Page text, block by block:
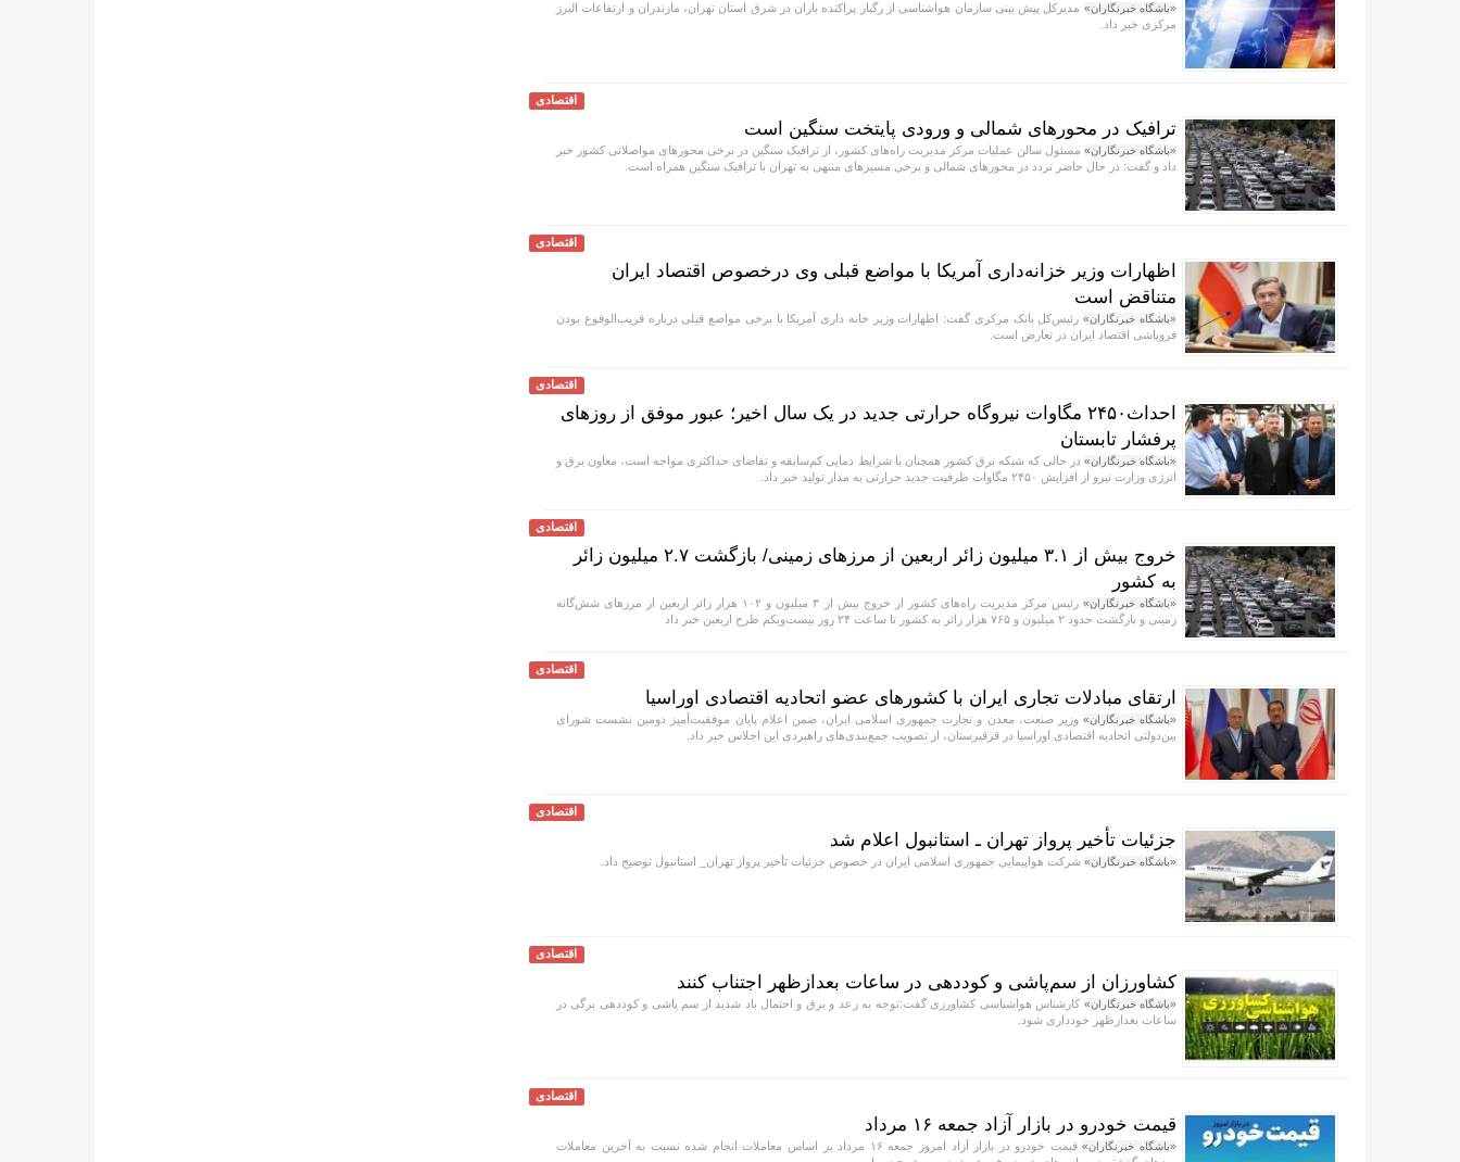
«باشگاه خبرنگاران» مدیرکل پیش بینی سازمان هواشناسی از رگبار پراکنده باران در شرق استان تهران، مازندران و ارتفاعات البرز
مرکزی خبر داد.
اقتصادی
ترافیک در محورهای شمالی و ورودی پایتخت سنگین است
«باشگاه خبرنگاران» مسئول سالن عملیات مرکز مدیریت راه‌های کشور، از ترافیک سنگین در برخی محورهای مواصلاتی کشور خبر
داد و گفت: در حال حاضر تردد در محورهای شمالی و برخی مسیرهای منتهی به تهران با ترافیک سنگین همراه است.
اقتصادی
اظهارات وزیر خزانه‌داری آمریکا با مواضع قبلی وی درخصوص اقتصاد ایران
متناقض است
«باشگاه خبرنگاران»رئیس‌کل بانک مرکزی گفت: اظهارات وزیر خانه داری آمریکا با برخی مواضع قبلی درباره قریب‌الوقوع بودن
فروپاشی اقتصاد ایران در تعارض است.
اقتصادی
احداث۲۴۵۰ مگاوات نیروگاه حرارتی جدید در یک سال اخیر؛ عبور موفق از روز‌های
پرفشار تابستان
«باشگاه خبرنگاران» در حالی که شبکه برق کشور همچنان با شرایط دمایی کم‌سابقه و تقاضای حداکثری مواجه است، معاون برق و
انرژی وزارت نیرو از افزایش ۲۴۵۰ مگاوات ظرفیت جدید حرارتی به مدار تولید خبر داد.
اقتصادی
خروج بیش از ۳.۱ میلیون زائر اربعین از مرزهای زمینی/ بازگشت ۲.۷ میلیون زائر
به کشور
«باشگاه خبرنگاران»
رئیس مرکز مدیریت راه‌های کشور از خروج بیش از ۳ میلیون و ۱۰۲ هزار زائر اربعین از مرزهای شش‌گانه
زمینی و بازگشت حدود ۲ میلیون و ۷۶۵ هزار زائر به کشور تا ساعت ۲۴ روز بیست‌ویکم طرح اربعین خبر داد
اقتصادی
ارتقای مبادلات تجاری ایران با کشور‌های عضو اتحادیه اقتصادی اوراسیا
«باشگاه خبرنگاران» وزیر صنعت، معدن و تجارت جمهوری اسلامی ایران، ضمن اعلام پایان موفقیت‌آمیز دومین نشست شورای
بین‌دولتی اتحادیه اقتصادی اوراسیا در قرقیزستان، از تصویب جمع‌بندی‌های راهبردی این اجلاس خبر داد.
اقتصادی
جزئیات تأخیر پرواز تهران ـ استانبول اعلام شد
«باشگاه خبرنگاران» شرکت هواپیمایی جمهوری اسلامی ایران در خصوص جزئیات تأخیر پرواز تهران_ استانبول توضیح داد.
اقتصادی
کشاورزان از سم‌پاشی و کوددهی در ساعات بعدازظهر اجتناب کنند
«باشگاه خبرنگاران» کارشناس هواشناسی کشاورزی گفت:توجه به رعد و برق و احتمال باد شدید از سم پاشی و کوددهی برگی در
ساعات بعدازظهر خودداری شود.
اقتصادی
قیمت خودرو در بازار آزاد جمعه ۱۶ مرداد
«باشگاه خبرنگاران»
قیمت خودرو در بازار آزاد امروز جمعه ۱۶ مرداد بر اساس معاملات انجام شده نسبت به آخرین معاملات